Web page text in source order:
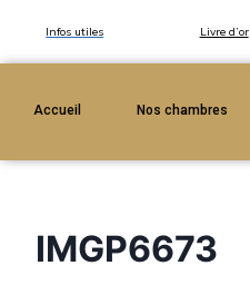
Infos utiles Livre d’or
Accueil Nos chambres
IMGP6673